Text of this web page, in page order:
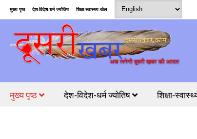
मुख्य पृष्ठ देश-विदेश-धर्म ज्योतिष शिक्षा-स्वास्थ्य-खेल
मुख्य पृष्ठ देश-विदेश-धर्म ज्योतिष शिक्षा-